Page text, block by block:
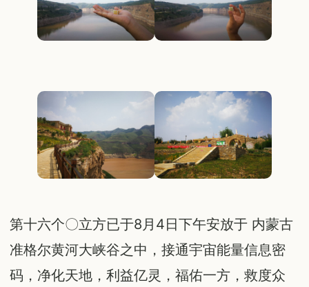
第十六个〇立方已于8月4日下午安放于 内蒙古
准格尔黄河大峡谷之中，接通宇宙能量信息密
码，净化天地，利益亿灵，福佑一方，救度众